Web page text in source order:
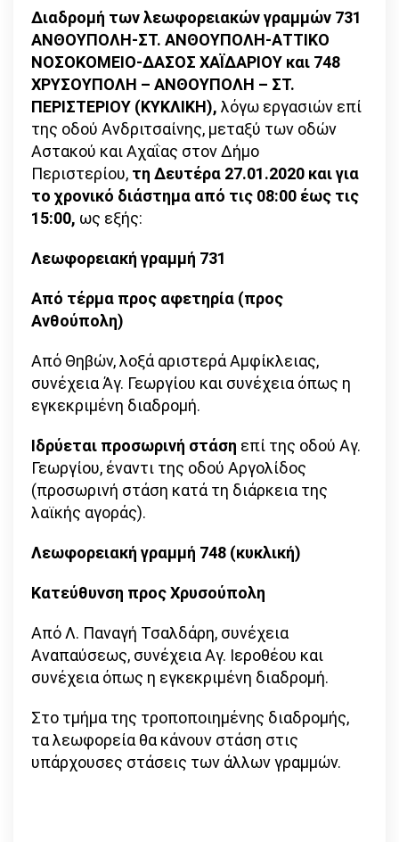
Διαδρομή των λεωφορειακών γραμμών 731
ΑΝΘΟΥΠΟΛΗ-ΣΤ. ΑΝΘΟΥΠΟΛΗ-ΑΤΤΙΚΟ
ΝΟΣΟΚΟΜΕΙΟ-ΔΑΣΟΣ ΧΑΪΔΑΡΙΟΥ και 748
ΧΡΥΣΟΥΠΟΛΗ – ΑΝΘΟΥΠΟΛΗ – ΣΤ.
ΠΕΡΙΣΤΕΡΙΟΥ (ΚΥΚΛΙΚΗ), λόγω εργασιών επί
της οδού Ανδριτσαίνης, μεταξύ των οδών
Αστακού και Αχαΐας στον Δήμο
Περιστερίου, τη Δευτέρα 27.01.2020 και για
το χρονικό διάστημα από τις 08:00 έως τις
15:00, ως εξής:
Λεωφορειακή γραμμή 731
Από τέρμα προς αφετηρία (προς
Ανθούπολη)
Από Θηβών, λοξά αριστερά Αμφίκλειας,
συνέχεια Άγ. Γεωργίου και συνέχεια όπως η
εγκεκριμένη διαδρομή.
Ιδρύεται προσωρινή στάση επί της οδού Αγ.
Γεωργίου, έναντι της οδού Αργολίδος
(προσωρινή στάση κατά τη διάρκεια της
λαϊκής αγοράς).
Λεωφορειακή γραμμή 748 (κυκλική)
Κατεύθυνση προς Χρυσούπολη
Από Λ. Παναγή Τσαλδάρη, συνέχεια
Αναπαύσεως, συνέχεια Αγ. Ιεροθέου και
συνέχεια όπως η εγκεκριμένη διαδρομή.
Στο τμήμα της τροποποιημένης διαδρομής,
τα λεωφορεία θα κάνουν στάση στις
υπάρχουσες στάσεις των άλλων γραμμών.